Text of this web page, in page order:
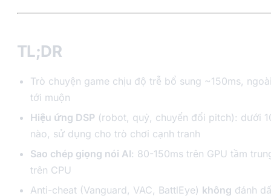
TL;DR
Trò chuyện game chịu độ trễ bổ sung ~150ms,
tới muộn
Hiệu ứng DSP (robot, quỷ, chuyển đổi pitch): dưới
nào, sử dụng cho trò chơi cạnh tranh
Sao chép giọng nói AI: 80-150ms trên GPU tầm
trên CPU
Anti-cheat (Vanguard, VAC, BattlEye) không đánh